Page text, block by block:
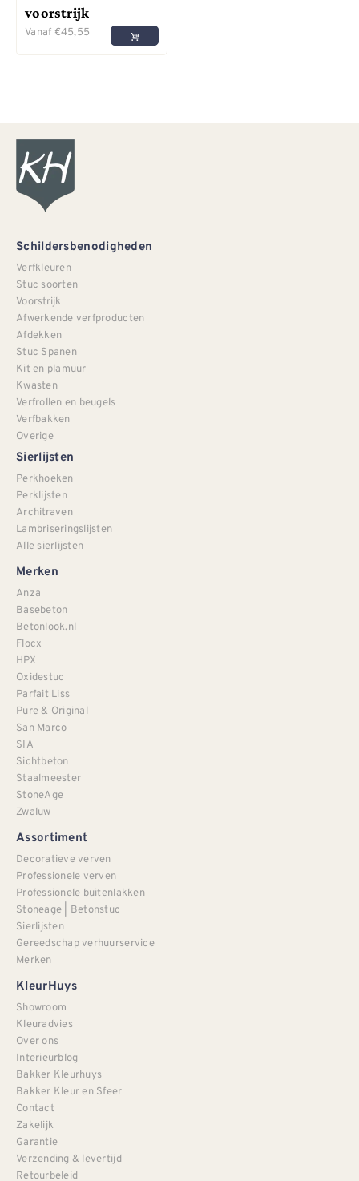
voorstrijk
Vanaf €45,55
Schildersbenodigheden
Verfkleuren
Stuc soorten
Voorstrijk
Afwerkende verfproducten
Afdekken
Stuc Spanen
Kit en plamuur
Kwasten
Verfrollen en beugels
Verfbakken
Overige
Sierlijsten
Perkhoeken
Perklijsten
Architraven
Lambriseringslijsten
Alle sierlijsten
Merken
Anza
Basebeton
Betonlook.nl
Flocx
HPX
Oxidestuc
Parfait Liss
Pure & Original
San Marco
SIA
Sichtbeton
Staalmeester
StoneAge
Zwaluw
Assortiment
Decoratieve verven
Professionele verven
Professionele buitenlakken
Stoneage | Betonstuc
Sierlijsten
Gereedschap verhuurservice
Merken
KleurHuys
Showroom
Kleuradvies
Over ons
Interieurblog
Bakker Kleurhuys
Bakker Kleur en Sfeer
Contact
Zakelijk
Garantie
Verzending & levertijd
Retourbeleid